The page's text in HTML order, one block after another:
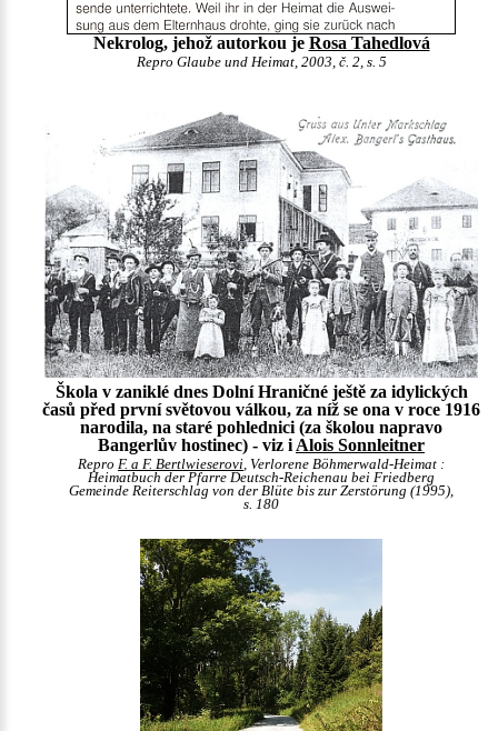
Nekrolog, jehož autorkou je Rosa Tahedlová
Repro Glaube und Heimat, 2003, č. 2, s. 5
Škola v zaniklé dnes Dolní Hraničné ještě za idylických
časů před první světovou válkou, za níž se ona v roce 1916
narodila, na staré pohlednici (za školou napravo
Bangerlův hostinec) - viz i Alois Sonnleitner
Repro F. a F. Bertlwieserovi, Verlorene Böhmerwald-Heimat :
Heimatbuch der Pfarre Deutsch-Reichenau bei Friedberg
Gemeinde Reiterschlag von der Blüte bis zur Zerstörung (1995),
s. 180